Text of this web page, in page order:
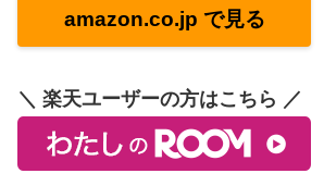
amazon.co.jp で見る
＼ 楽天ユーザーの方はこちら ／